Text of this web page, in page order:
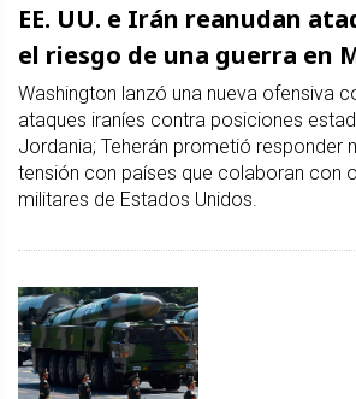
EE. UU. e Irán reanudan
el riesgo de una guerra en
Washington lanzó una nueva ofensiva
ataques iraníes contra posiciones
Jordania; Teherán prometió responder
tensión con países que colaboran con
militares de Estados Unidos.